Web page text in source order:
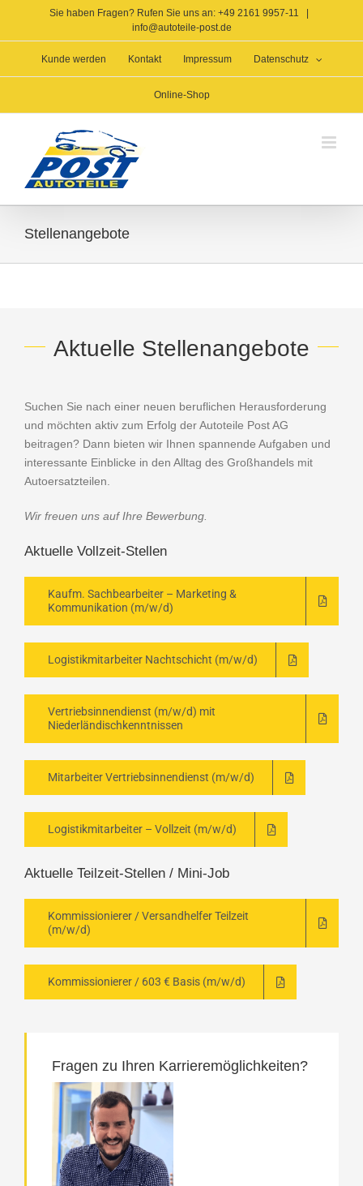
springen
Sie haben Fragen? Rufen Sie uns an: +49 2161 9957-11
info@autoteile-post.de
Kunde werden Kontakt Impressum Datenschutz
Online-Shop
Stellenangebote
Aktuelle Stellenangebote
Suchen Sie nach einer neuen beruflichen Herausforderung
und möchten aktiv zum Erfolg der Autoteile Post AG
beitragen? Dann bieten wir Ihnen spannende Aufgaben und
interessante Einblicke in den Alltag des Großhandels mit
Autoersatzteilen.
Wir freuen uns auf Ihre Bewerbung.
Aktuelle Vollzeit-Stellen
Kaufm. Sachbearbeiter – Marketing &
Kommunikation (m/w/d)
Logistikmitarbeiter Nachtschicht (m/w/d)
Vertriebsinnendienst (m/w/d) mit
Niederländischkenntnissen
Mitarbeiter Vertriebsinnendienst (m/w/d)
Logistikmitarbeiter – Vollzeit (m/w/d)
Aktuelle Teilzeit-Stellen / Mini-Job
Kommissionierer / Versandhelfer Teilzeit
(m/w/d)
Kommissionierer / 603 € Basis (m/w/d)
Fragen zu Ihren Karrieremöglichkeiten?